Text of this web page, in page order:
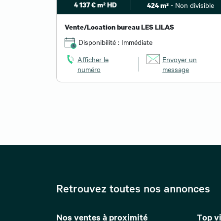
4 137 € m² HD 424 m²- Non divisible
Vente/Location bureau LES LILAS
Disponibilité : Immédiate
Afficher le
numéro
Envoyer un
message
Retrouvez toutes nos annonces
Nos ventes à proximité Top